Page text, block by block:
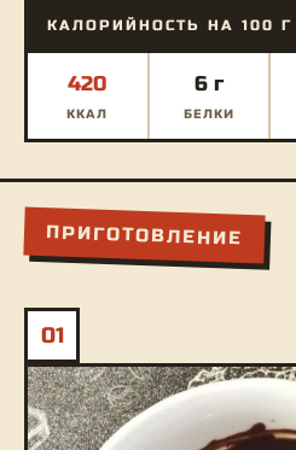
КАЛОРИЙНОСТЬ НА 100 Г
420
ККАЛ
6 г
БЕЛКИ
ПРИГОТОВЛЕНИЕ
01